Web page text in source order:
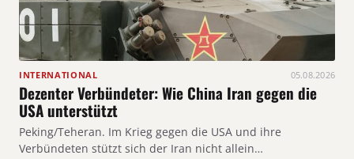
INTERNATIONAL 05.08.2026
Dezenter Verbündeter: Wie China Iran gegen die
USA unterstützt
Peking/Teheran. Im Krieg gegen die USA und ihre
Verbündeten stützt sich der Iran nicht allein…